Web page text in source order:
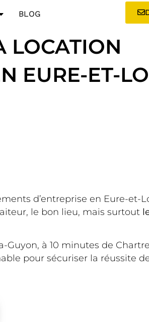
BLOG
LOCATION
EURE-ET-
d’entreprise en Eure-et-
le bon lieu, mais surtout
à 10 minutes de
pour sécuriser la réussite